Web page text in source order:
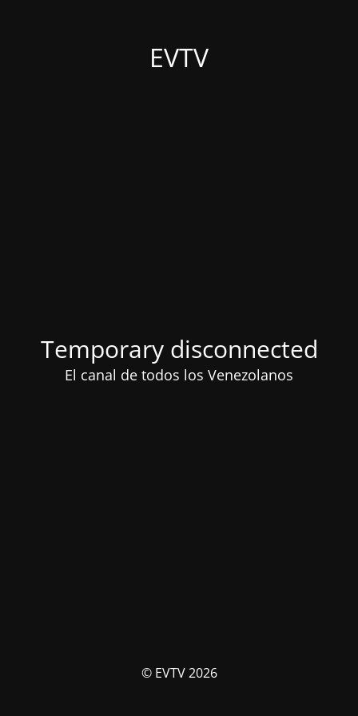
EVTV
Temporary disconnected
El canal de todos los Venezolanos
© EVTV 2026